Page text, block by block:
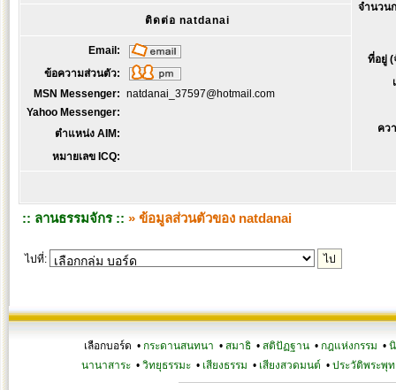
จำนวน
ที่อยู่ (
คว
ติดต่อ natdanai
Email:
ข้อความส่วนตัว:
MSN Messenger: natdanai_37597@hotmail.com
Yahoo Messenger:
ตำแหน่ง AIM:
หมายเลข ICQ:
:: ลานธรรมจักร :: » ข้อมูลส่วนตัวของ natdanai
ไปที่:
เลือกบอร์ด • กระดานสนทนา • สมาธิ • สติปัฏฐาน • กฎแห่งกรรม •
นานาสาระ• วิทยุธรรมะ• เสียงธรรม • เสียงสวดมนต์ • ประวัติพระพุท